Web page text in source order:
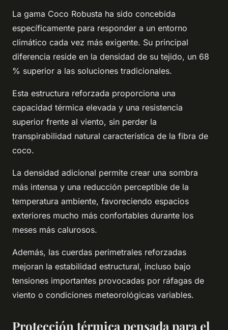
La gama Coco Robusta ha sido concebida
específicamente para responder a un entorno
climático cada vez más exigente. Su principal
diferencia reside en la densidad de su tejido, un 68
% superior a las soluciones tradicionales.
Esta estructura reforzada proporciona una
capacidad térmica elevada y una resistencia
superior frente al viento, sin perder la
transpirabilidad natural característica de la fibra de
coco.
La densidad adicional permite crear una sombra
más intensa y una reducción perceptible de la
temperatura ambiente, favoreciendo espacios
exteriores mucho más confortables durante los
meses más calurosos.
Además, las cuerdas perimetrales reforzadas
mejoran la estabilidad estructural, incluso bajo
tensiones importantes provocadas por ráfagas de
viento o condiciones meteorológicas variables.
Protección térmica pensada para el